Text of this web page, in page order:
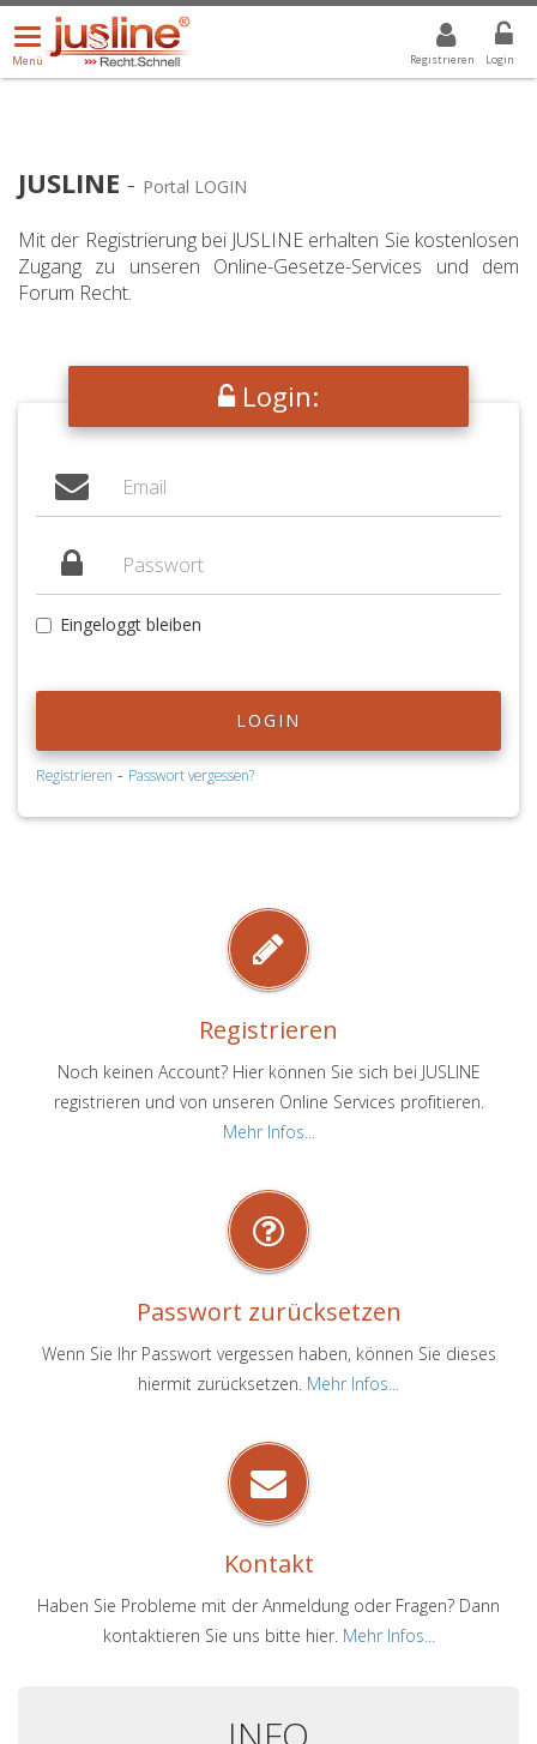
Registrieren Login
Menü
öffnen/schließen
Menü
ALLE DROPDOWN: GEWÄHLTER WERT IST ALLE
JUSLINE - Portal LOGIN
Mit der Registrierung bei JUSLINE erhalten Sie kostenlosen
Zugang zu unseren Online-Gesetze-Services und dem
Forum Recht.
Login:
Eingeloggt bleiben
LOGIN
Registrieren - Passwort vergessen?
Registrieren
Noch keinen Account? Hier können Sie sich bei JUSLINE
registrieren und von unseren Online Services profitieren.
Mehr Infos...
Passwort zurücksetzen
Wenn Sie Ihr Passwort vergessen haben, können Sie dieses
hiermit zurücksetzen. Mehr Infos...
Kontakt
Haben Sie Probleme mit der Anmeldung oder Fragen? Dann
kontaktieren Sie uns bitte hier. Mehr Infos...